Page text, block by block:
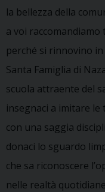
la bellezza della
a voi
perché si rinnovino
Santa Famiglia di
scuola attraente del
insegnaci a imitare le
con una saggia
donaci lo sguardo
che sa riconoscere
nelle realtà